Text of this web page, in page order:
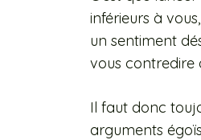
inférieurs à
un sentiment
vous contredire
Il faut donc
arguments